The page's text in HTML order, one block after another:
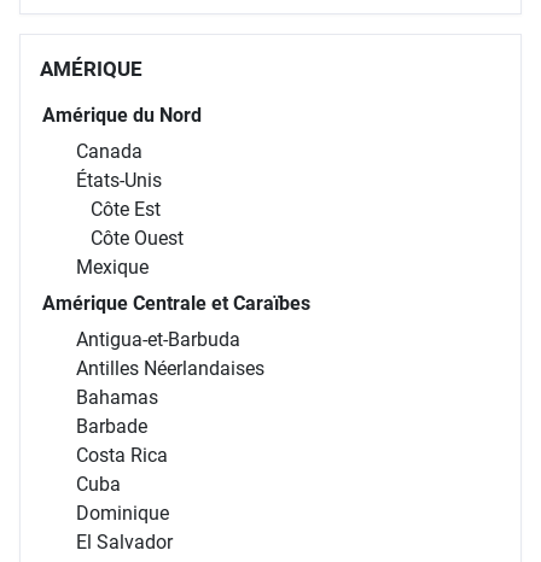
AMÉRIQUE
Amérique du Nord
Canada
États-Unis
Côte Est
Côte Ouest
Mexique
Amérique Centrale et Caraïbes
Antigua-et-Barbuda
Antilles Néerlandaises
Bahamas
Barbade
Costa Rica
Cuba
Dominique
El Salvador